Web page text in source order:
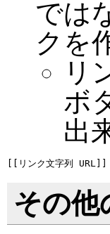
では
クを
リ
ボ
出
その他